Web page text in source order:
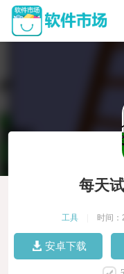
每天
工具 时间
安卓下载